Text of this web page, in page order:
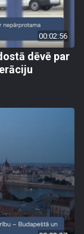
00:02:56
dēvē par